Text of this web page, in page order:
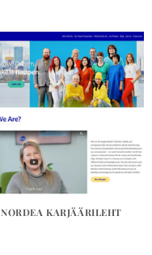
NORDEA KARJÄÄRILEHT